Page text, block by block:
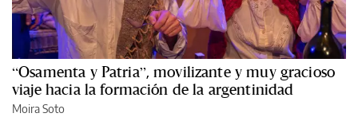
“Osamenta y Patria”, movilizante y muy gracioso
viaje hacia la formación de la argentinidad
Moira Soto